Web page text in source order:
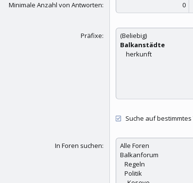
Minimale Anzahl von Antworten
Präfixe
Suche auf
In Foren suchen